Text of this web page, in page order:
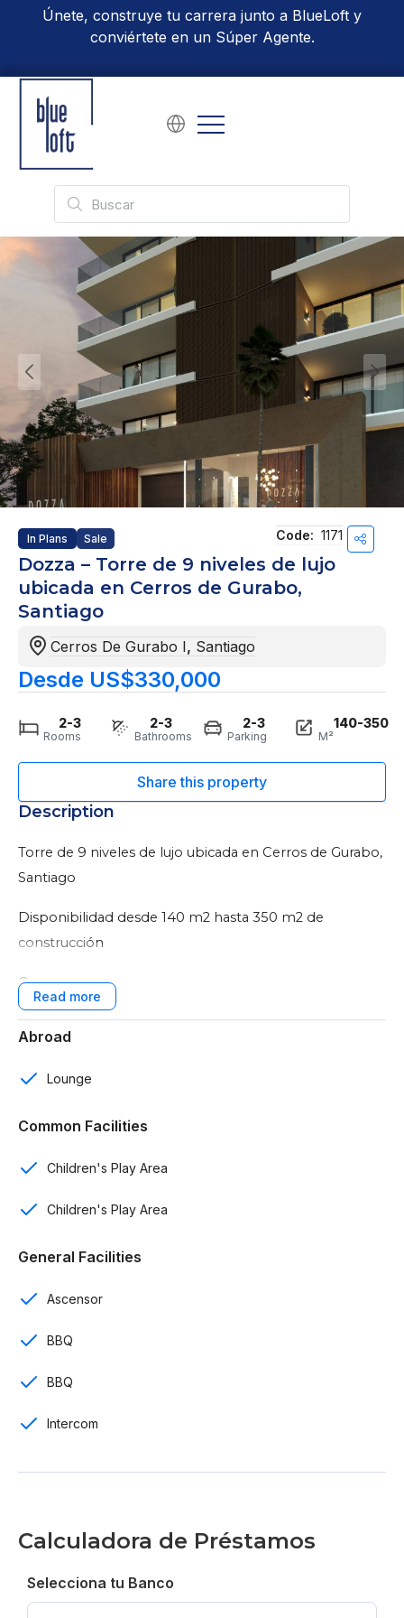
Únete, construye tu carrera junto a BlueLoft y
conviértete en un Súper Agente.
In Plans Sale Code: 1171
Dozza – Torre de 9 niveles de lujo
ubicada en Cerros de Gurabo,
Santiago
Cerros De Gurabo I, Santiago
Desde US$330,000
2-3
Rooms
2-3
Bathrooms
2-3
Parking
140-350
M²
Description
Torre de 9 niveles de lujo ubicada en Cerros de Gurabo,
Santiago
Disponibilidad desde 140 m2 hasta 350 m2 de
construcción
Caracteristicas:
Proyecto de 26 apartamentos
Bathrooms de visitas
Habitación de servicio
Sala
Cocina con línea blanca
Comedor
Ascensores
Gas común
Intercom y cámaras de seguridad
Abroad
Lounge
Common Facilities
Children's Play Area
Children's Play Area
General Facilities
Ascensor
BBQ
BBQ
Intercom
Calculadora de Préstamos
Selecciona tu Banco